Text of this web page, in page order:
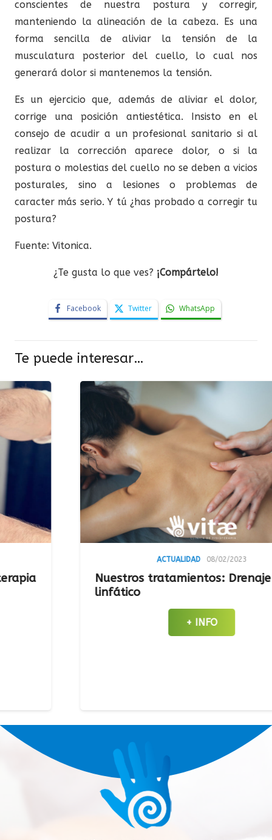
conscientes de nuestra postura y corregir,
manteniendo la alineación de la cabeza. Es una
forma sencilla de aliviar la tensión de la
musculatura posterior del cuello, lo cual nos
generará dolor si mantenemos la tensión.
Es un ejercicio que, además de aliviar el dolor,
corrige una posición antiestética. Insisto en el
consejo de acudir a un profesional sanitario si al
realizar la corrección aparece dolor, o si la
postura o molestias del cuello no se deben a vicios
posturales, sino a lesiones o problemas de
caracter más serio. Y tú ¿has probado a corregir tu
postura?
Fuente: Vitonica.
¿Te gusta lo que ves? ¡Compártelo!
Facebook Twitter WhatsApp
Te puede interesar…
08/02/2023
Nuestros tratamientos: Drenaje